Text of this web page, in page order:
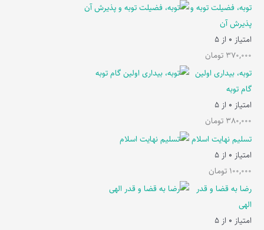
توبه، فضیلت توبه و
پذیرش آن
امتیاز 0 از 5
370,000 تومان
توبه، بیداری اولین
گام توبه
امتیاز 0 از 5
380,000 تومان
تسلیم نهایت اسلام
امتیاز 0 از 5
100,000 تومان
رضا به قضا و قدر
الهی
امتیاز 0 از 5